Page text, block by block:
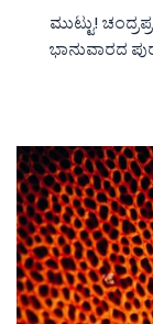
ಮುಟ್ಟು!
ಭಾನುವಾರದ